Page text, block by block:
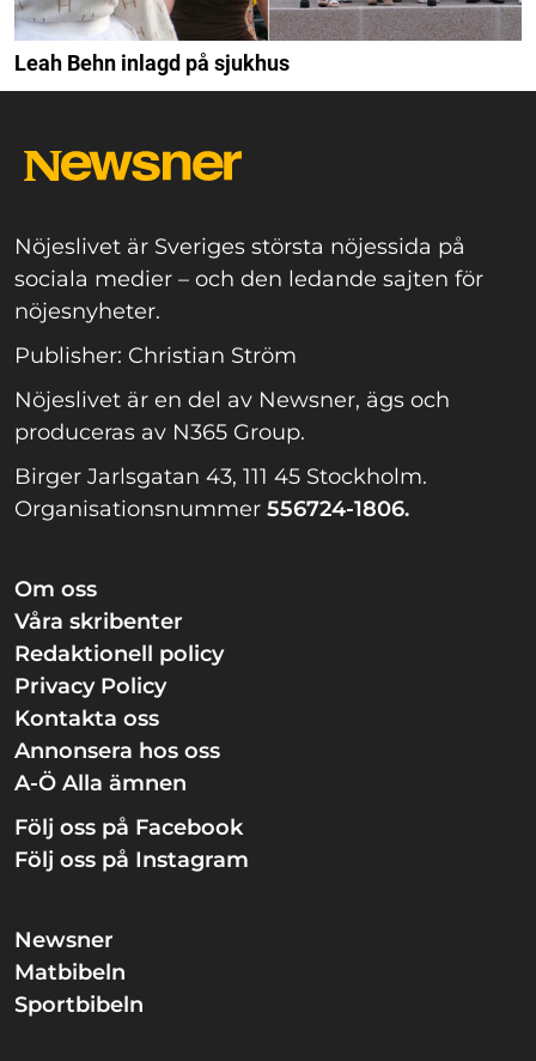
Leah Behn inlagd på sjukhus
Nöjeslivet är Sveriges största nöjessida på
sociala medier – och den ledande sajten för
nöjesnyheter.
Publisher: Christian Ström
Nöjeslivet är en del av Newsner, ägs och
produceras av N365 Group.
Birger Jarlsgatan 43, 111 45 Stockholm.
Organisationsnummer 556724-1806.
Om oss
Våra skribenter
Redaktionell policy
Privacy Policy
Kontakta oss
Annonsera hos oss
A-Ö Alla ämnen
Följ oss på Facebook
Följ oss på Instagram
Newsner
Matbibeln
Sportbibeln